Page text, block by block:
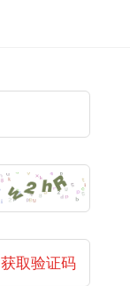
获取验证码